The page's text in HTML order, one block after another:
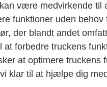
være medvirkende til
funktioner uden
der blandt andet
at forbedre truckens
at optimere
klar til at hjælpe dig